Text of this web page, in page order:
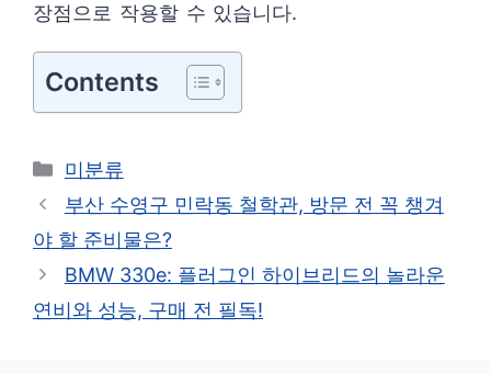
장점으로 작용할 수 있습니다.
Contents
카
테
리
미분류
부산 수영구 민락동 철학관, 방문 전 꼭 챙겨
야 할 준비물은?
BMW 330e: 플러그인 하이브리드의 놀라운
연비와 성능, 구매 전 필독!